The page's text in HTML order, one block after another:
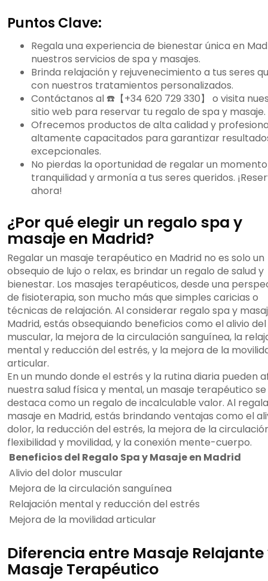
Puntos Clave:
Regala una experiencia de bienestar única en
nuestros servicios de spa y masajes.
Brinda relajación y rejuvenecimiento a tus seres
con nuestros tratamientos personalizados.
Contáctanos al ☎️【+34 620 729 330】 o visita
sitio web para reservar tu regalo de spa y masaje.
Ofrecemos productos de alta calidad y
altamente capacitados para garantizar
excepcionales.
No pierdas la oportunidad de regalar un
tranquilidad y armonía a tus seres queridos.
ahora!
¿Por qué elegir un regalo spa y
masaje en Madrid?
Regalar un masaje terapéutico en Madrid no es solo un
obsequio de lujo o relax, es brindar un regalo de salud y
bienestar. Los masajes terapéuticos, desde una
de fisioterapia, son mucho más que simples caricias o
técnicas de relajación. Al considerar regalo spa y
Madrid, estás obsequiando beneficios como el alivio
muscular, la mejora de la circulación sanguínea, la
mental y reducción del estrés, y la mejora de la
articular.
En un mundo donde el estrés y la rutina diaria pueden
nuestra salud física y mental, un masaje terapéutico se
destaca como un regalo de incalculable valor. Al
masaje en Madrid, estás brindando ventajas como el
dolor, la reducción del estrés, la mejora de la
flexibilidad y movilidad, y la conexión mente-cuerpo.
Beneficios del Regalo Spa y Masaje en Madrid
Alivio del dolor muscular
Mejora de la circulación sanguínea
Relajación mental y reducción del estrés
Mejora de la movilidad articular
Diferencia entre Masaje Relajante
Masaje Terapéutico